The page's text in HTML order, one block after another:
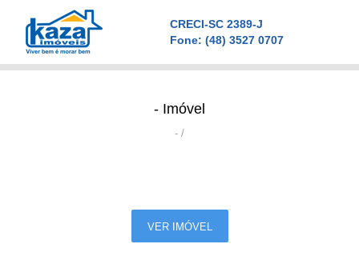
CRECI-SC 2389-J
Fone: (48) 3527 0707
- Imóvel
- /
VER IMÓVEL